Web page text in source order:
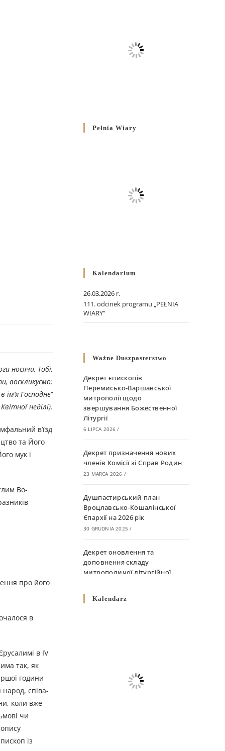
носячи, Тобі,
воскликуємо:
Господнє”
неділі).
в’їзд
та Його
мук і
Во­
про його
в
в IV
так, як
години
народ, співа­
коли вже
чи
із
Pełnia Wiary
Kalendarium
26.03.2026 r.
111. odcinek programu „PEŁNIA
WIARY”
Ważne Duszpasterstwo
Декрет єпископів
Перемисько-Варшавської
митрополії щодо
звершування Божественної
Літургії
6 LIPCA 2026 /
Декрет призначення нових
членів Комісії зі Справ Родин
23 MARCA 2026 /
Душпастирський план
Вроцлавсько-Кошалінської
Єпархії на 2026 рік
30 GRUDNIA 2025 /
Декрет оновлення та
доповнення складу
митрополичої літургійної
10 GRUDNIA 2025
Декрет про відзначення
Великодня і всіх рухомих
Kalendarz